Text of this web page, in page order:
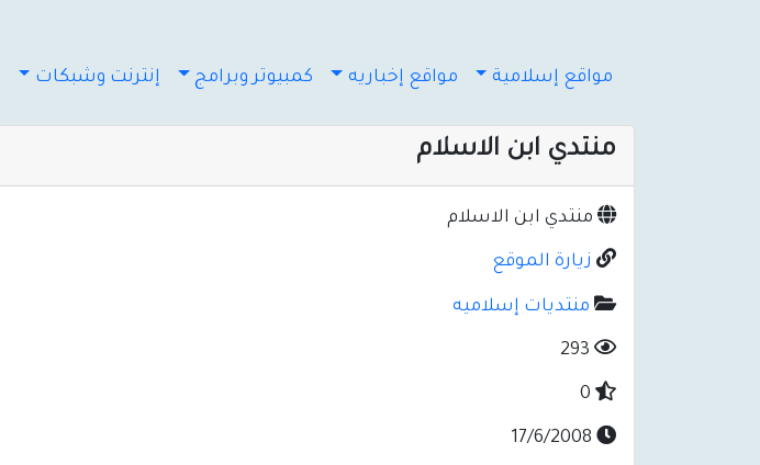
مواقع إسلامية مواقع إخباريه كمبيوتر وبرامج إنترنت وشبكات
منتدي ابن الاسلام
منتدي ابن الاسلام
زيارة الموقع
منتديات إسلاميه